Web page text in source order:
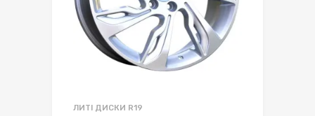
ЛИТІ ДИСКИ R19